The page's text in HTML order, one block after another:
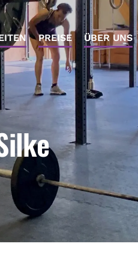
PREISE ÜBER UNS